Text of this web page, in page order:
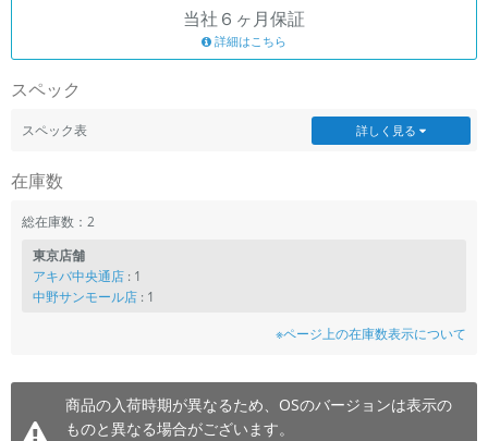
当社６ヶ月保証
詳細はこちら
スペック
スペック表 詳しく見る
在庫数
総在庫数：2
東京店舗
アキバ中央通店 : 1
中野サンモール店 : 1
※ページ上の在庫数表示について
商品の入荷時期が異なるため、OSのバージョンは表示の
ものと異なる場合がございます。